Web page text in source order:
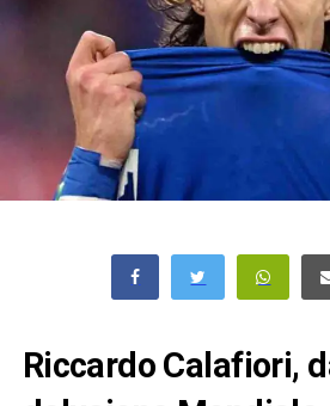
Riccardo Calafiori,